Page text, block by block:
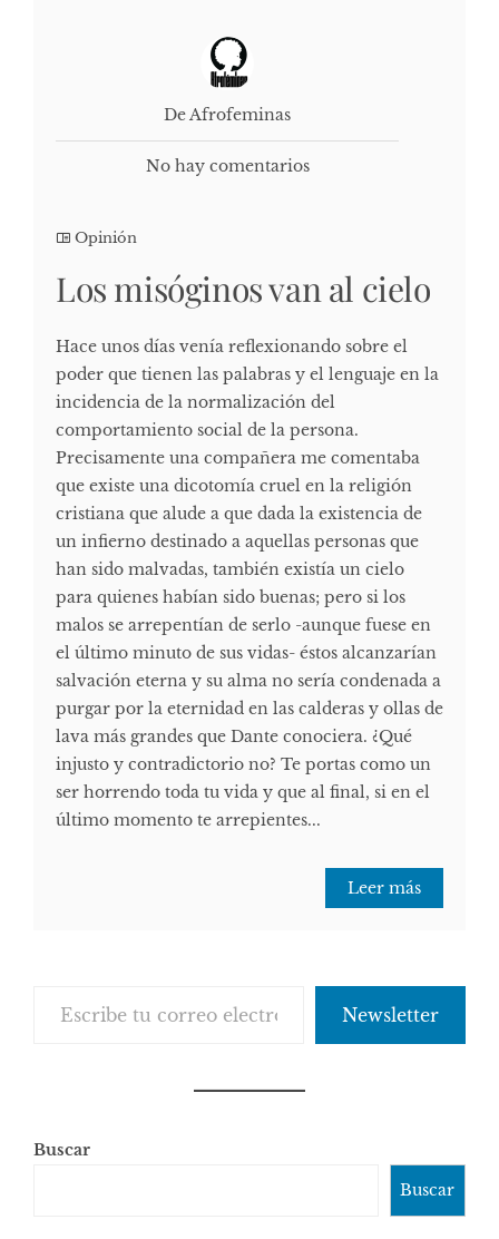
De Afrofeminas
No hay comentarios
Opinión
Los misóginos van al cielo
Hace unos días venía reflexionando sobre el
poder que tienen las palabras y el lenguaje en la
incidencia de la normalización del
comportamiento social de la persona.
Precisamente una compañera me comentaba
que existe una dicotomía cruel en la religión
cristiana que alude a que dada la existencia de
un infierno destinado a aquellas personas que
han sido malvadas, también existía un cielo
para quienes habían sido buenas; pero si los
malos se arrepentían de serlo -aunque fuese en
el último minuto de sus vidas- éstos alcanzarían
salvación eterna y su alma no sería condenada a
purgar por la eternidad en las calderas y ollas de
lava más grandes que Dante conociera. ¿Qué
injusto y contradictorio no? Te portas como un
ser horrendo toda tu vida y que al final, si en el
último momento te arrepientes...
Leer más
Newsletter
Buscar
Buscar